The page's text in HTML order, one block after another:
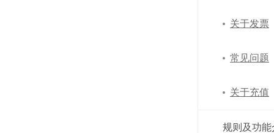
关于发票
常见问题
关于充值
规则及功能